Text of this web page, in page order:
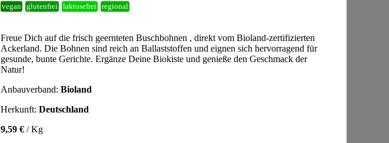
vegan glutenfrei laktosefrei regional
Freue Dich auf die frisch geernteten Buschbohnen , direkt vom Bioland-zertifizierten
Ackerland. Die Bohnen sind reich an Ballaststoffen und eignen sich hervorragend für
gesunde, bunte Gerichte. Ergänze Deine Biokiste und genieße den Geschmack der
Natur!
Anbauverband: Bioland
Herkunft: Deutschland
9,59 € / Kg